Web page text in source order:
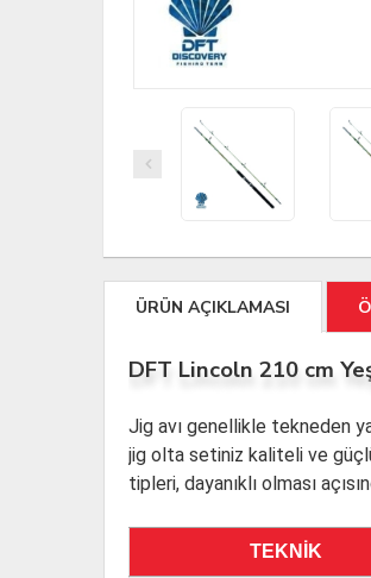
ÜRÜN AÇIKLAMASI
DFT Lincoln 210 cm
Jig avı genellikle tekneden
jig olta setiniz kaliteli ve
tipleri, dayanıklı olması
TEKNİK